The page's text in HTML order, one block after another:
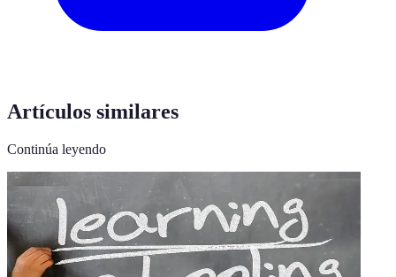
Artículos similares
Continúa leyendo